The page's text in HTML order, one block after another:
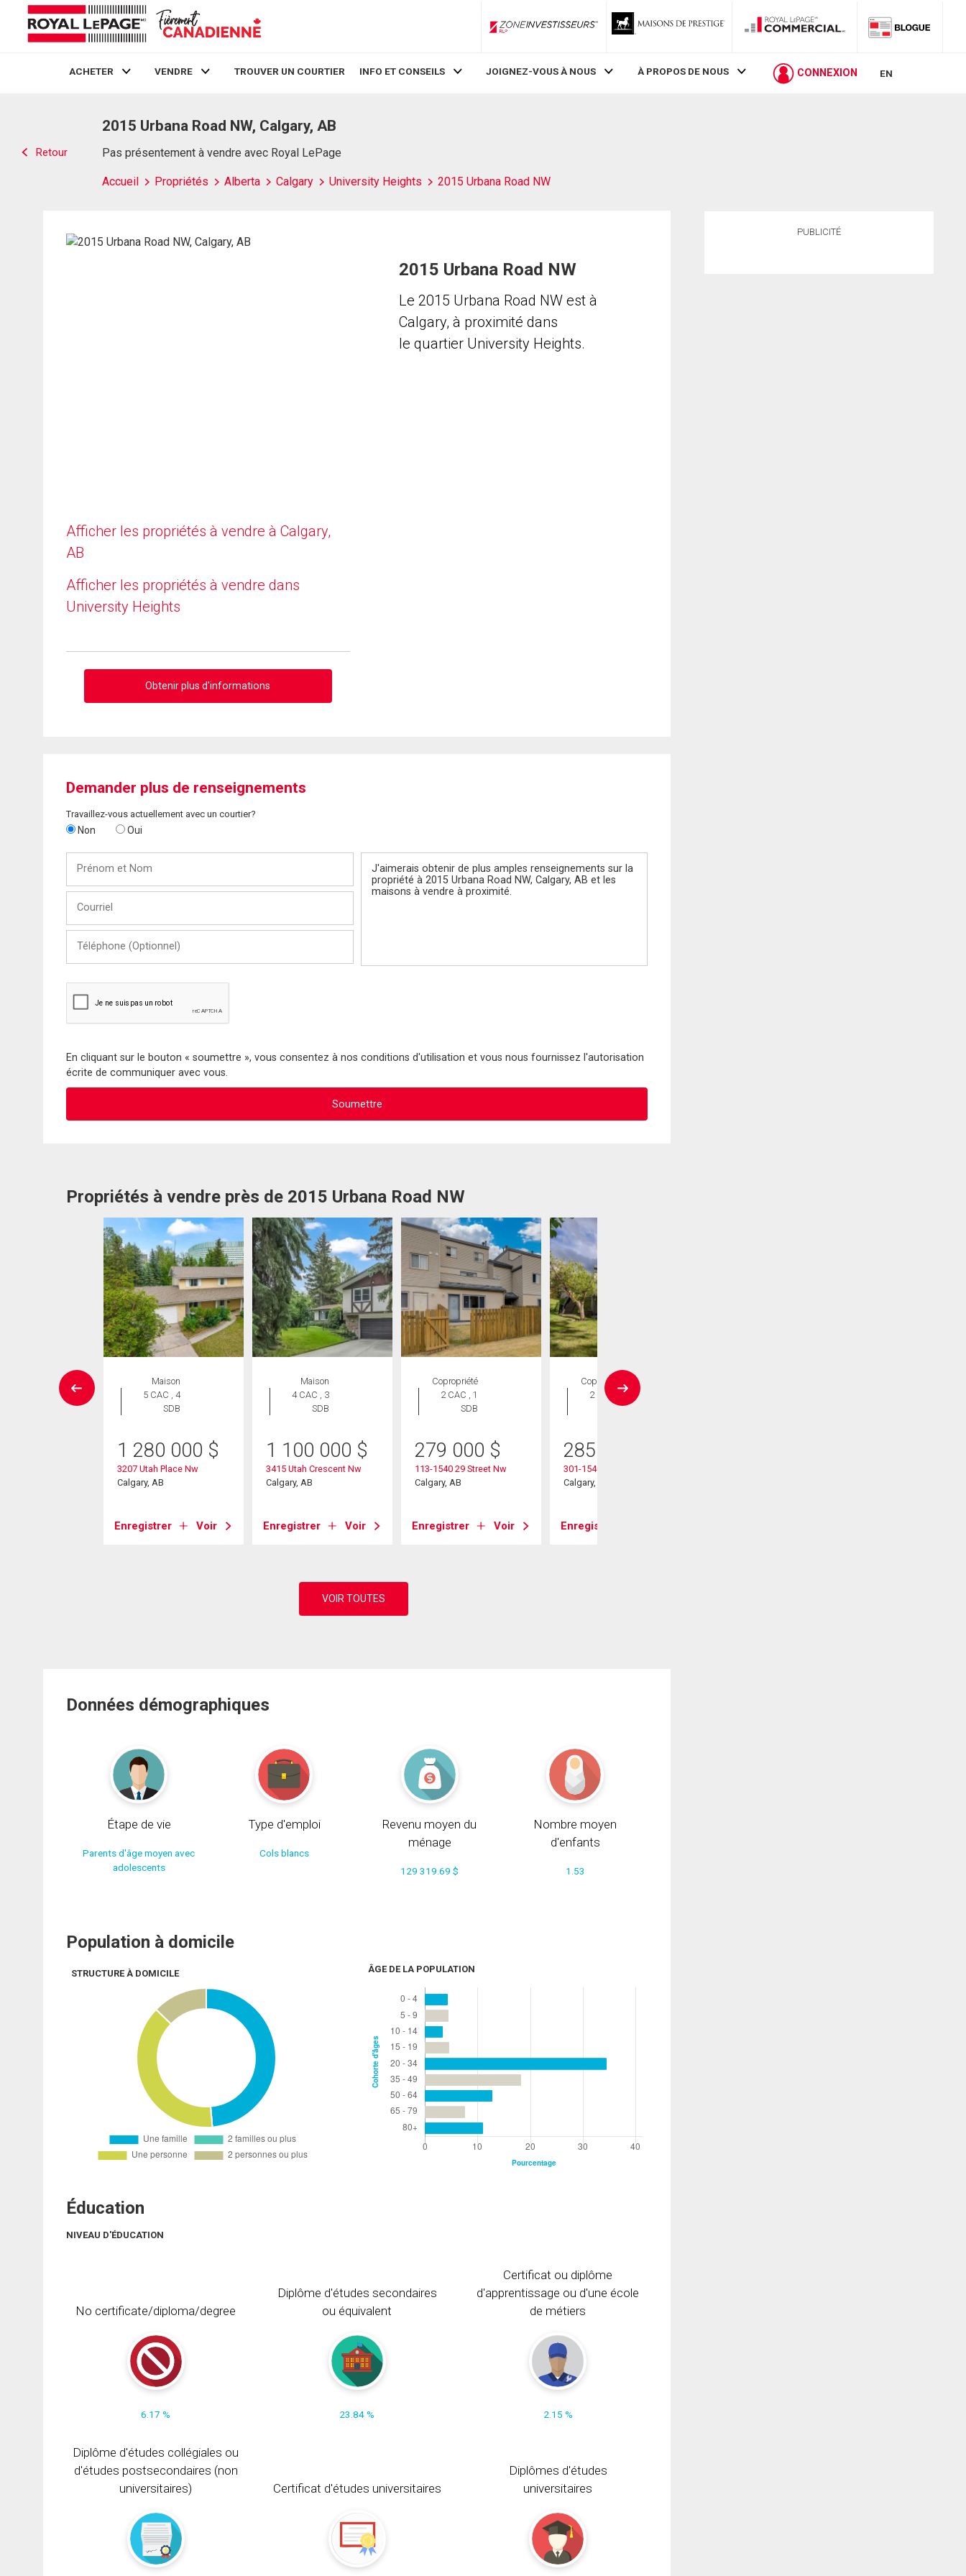
ZoneInvestisseurs RLP
ACHETER VENDRE TROUVER UN COURTIER INFO ET CONSEILS JOIGNEZ-VOUS À NOUS À PROPOS DE NOUS CONNEXION EN
Retour
2015 Urbana Road NW, Calgary, AB
Pas présentement à vendre avec Royal LePage
Accueil Propriétés Alberta Calgary University Heights 2015 Urbana Road NW
Afficher les propriétés à vendre à Calgary,
AB
Afficher les propriétés à vendre dans
University Heights
Obtenir plus d'informations
2015 Urbana Road NW
Le 2015 Urbana Road NW est à
Calgary, à proximité dans
le quartier University Heights.
Demander plus de renseignements
Travaillez-vous actuellement avec un courtier?
Non Oui
Nom
(Optionnel)
En cliquant sur le bouton « soumettre », vous consentez à nos conditions d'utilisation et vous nous fournissez l'autorisation
écrite de communiquer avec vous.
Propriétés à vendre près de 2015 Urbana Road NW
Maison
5 CAC , 4
SDB
1 280 000 $
3207 Utah Place Nw
Calgary, AB
Enregistrer Voir
Maison
4 CAC , 3
SDB
1 100 000 $
3415 Utah Crescent Nw
Calgary, AB
Enregistrer Voir
Copropriété
2 CAC , 1
SDB
279 000 $
113-1540 29 Street Nw
Calgary, AB
Enregistrer Voir
Copropriété
2 CAC , 1
SDB
285 000
301-1540 29 Street Nw
Calgary, AB
Enregistrer
Données démographiques
Étape de vie
Parents d'âge moyen avec
adolescents
Type d'emploi
Cols blancs
Revenu moyen du
ménage
129 319.69 $
Nombre moyen
d'enfants
1.53
Population à domicile
STRUCTURE À DOMICILE ÂGE DE LA POPULATION
Éducation
NIVEAU D'ÉDUCATION
No certificate/diploma/degree
6.17 %
Diplôme d'études secondaires
ou équivalent
23.84 %
Certificat ou diplôme
d'apprentissage ou d'une école
de métiers
2.15 %
Diplôme d'études collégiales ou
d'études postsecondaires (non
universitaires)
Certificat d'études universitaires
Diplômes d'études
universitaires
PUBLICITÉ